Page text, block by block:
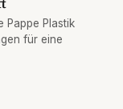
Pappe Plastik
für eine